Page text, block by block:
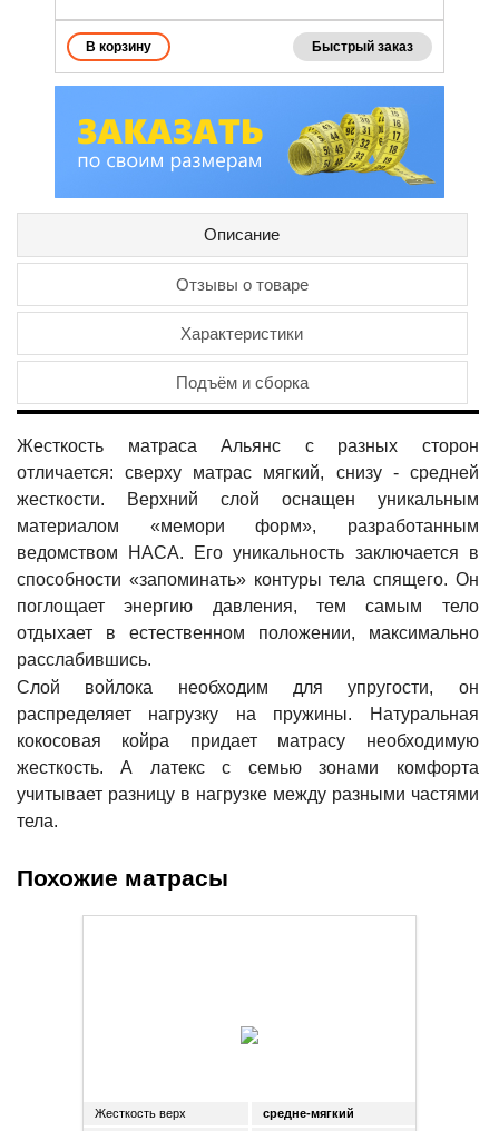
Быстрый заказ
Описание
Отзывы о товаре
Характеристики
Подъём и сборка
Жесткость матраса Альянс с разных сторон
отличается: сверху матрас мягкий, снизу - средней
жесткости. Верхний слой оснащен уникальным
материалом «мемори форм», разработанным
ведомством НАСА. Его уникальность заключается в
способности «запоминать» контуры тела спящего. Он
поглощает энергию давления, тем самым тело
отдыхает в естественном положении, максимально
расслабившись.
Слой войлока необходим для упругости, он
распределяет нагрузку на пружины. Натуральная
кокосовая койра придает матрасу необходимую
жесткость. А латекс с семью зонами комфорта
учитывает разницу в нагрузке между разными частями
тела.
Похожие матрасы
Жесткость верх средне-мягкий